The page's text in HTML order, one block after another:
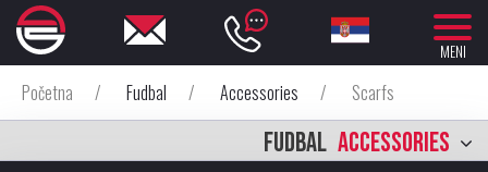
MENI
Početna / Fudbal / Accessories / Scarfs
FUDBAL ACCESSORIES